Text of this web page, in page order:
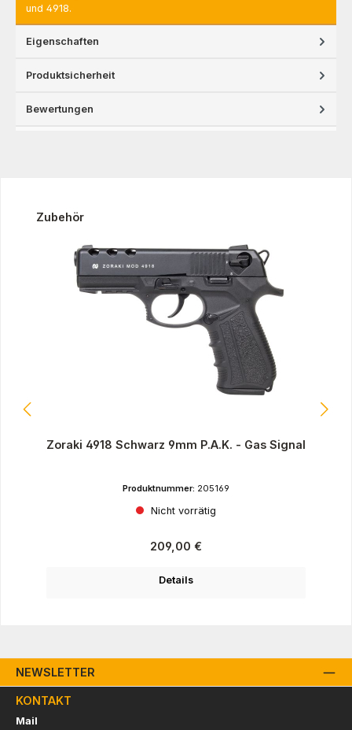
und 4918.
Eigenschaften
Produktsicherheit
Bewertungen
Produktgalerie überspringen
Zubehör
Zoraki 4918 Schwarz 9mm P.A.K. - Gas Signal
Produktnummer: 205169
Nicht vorrätig
Regulärer Preis:
209,00 €
Details
NEWSLETTER
KONTAKT
Mail